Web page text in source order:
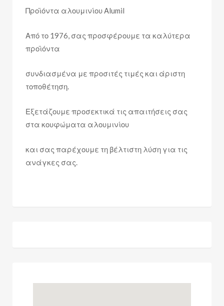
Προϊόντα αλουμινίου Αlumil
Από το 1976, σας προσφέρουμε τα καλύτερα
προϊόντα
συνδιασμένα με προσιτές τιμές και άριστη
τοποθέτηση.
Εξετάζουμε προσεκτικά τις απαιτήσεις σας
στα κουφώματα αλουμινίου
και σας παρέχουμε τη βέλτιστη λύση για τις
ανάγκες σας.